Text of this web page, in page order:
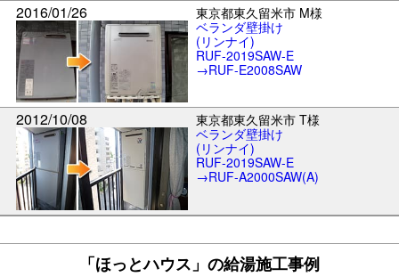
2016/01/26
東京都東久留米市 M様
ベランダ壁掛け
(リンナイ)
RUF-2019SAW-E
→RUF-E2008SAW
2012/10/08
東京都東久留米市 T様
ベランダ壁掛け
(リンナイ)
RUF-2019SAW-E
→RUF-A2000SAW(A)
「ほっとハウス」の給湯施工事例